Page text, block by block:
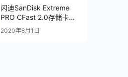
闪迪SanDisk Extreme
PRO CFast 2.0存储卡
20-82-00369-1主控进行
二次芯片级恢复
2020年8月1日